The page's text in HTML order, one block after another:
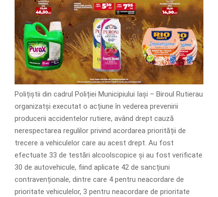
Polițiștii din cadrul Poliției Municipiului Iași – Biroul Rutierau
organizatși executat o acțiune în vederea prevenirii
producerii accidentelor rutiere, având drept cauză
nerespectarea regulilor privind acordarea priorității de
trecere a vehiculelor care au acest drept. Au fost
efectuate 33 de testări alcoolscopice și au fost verificate
30 de autovehicule, fiind aplicate 42 de sancțiuni
contravenționale, dintre care 4 pentru neacordare de
prioritate vehiculelor, 3 pentru neacordare de prioritate